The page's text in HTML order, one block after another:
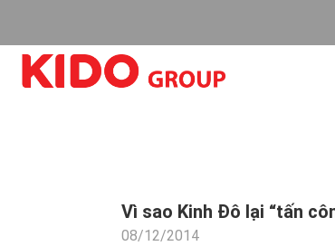
Vì sao Kinh Đô lại “tấn
08/12/2014